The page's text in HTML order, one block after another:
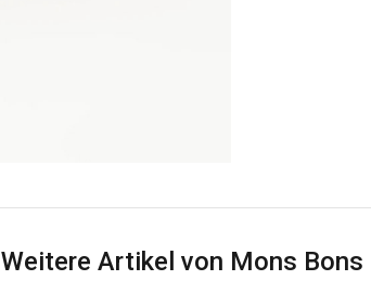
Weitere Artikel von Mons Bons